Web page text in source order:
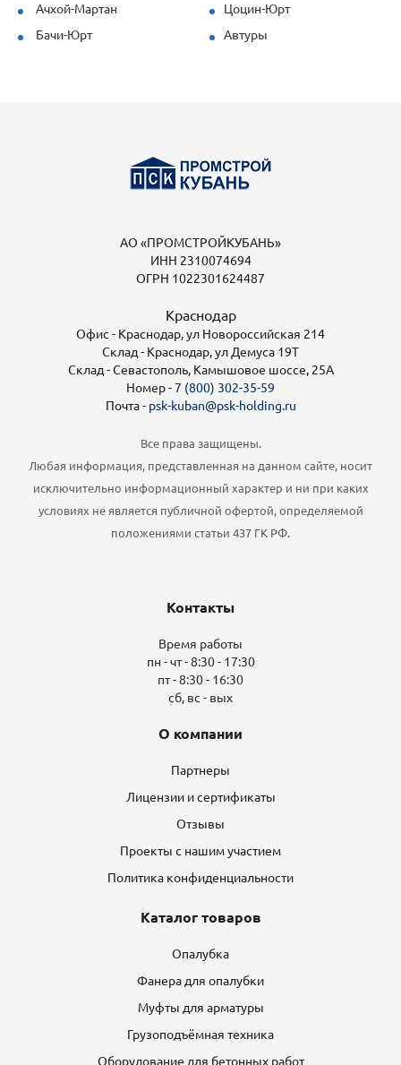
Ачхой-Мартан
Цоцин-Юрт
Бачи-Юрт
Автуры
АО «ПРОМСТРОЙКУБАНЬ»
ИНН 2310074694
ОГРН 1022301624487
Краснодар
Офис - Краснодар, ул Новороссийская 214
Склад - Краснодар, ул Демуса 19Т
Склад - Севастополь, Камышовое шоссе, 25А
Номер -7 (800) 302-35-59
Почта - psk-kuban@psk-holding.ru
Все права защищены.
Любая информация, представленная на данном сайте, носит
исключительно информационный характер и ни при каких
условиях не является публичной офертой, определяемой
положениями статьи 437 ГК РФ.
Контакты
Время работы
пн - чт - 8:30 - 17:30
пт - 8:30 - 16:30
сб, вс - вых
О компании
Партнеры
Лицензии и сертификаты
Отзывы
Проекты с нашим участием
Политика конфиденциальности
Каталог товаров
Опалубка
Фанера для опалубки
Муфты для арматуры
Грузоподъёмная техника
Оборудование для бетонных работ